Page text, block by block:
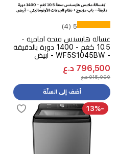
5 (4)
غسالة هايسنس فتحة امامية -
10.5 كغم - 1400 دورة بالدقيقة
- WF5S1045BW - أبيض
796,500 د.ع
915,000 د.ع
أضف إلى السلّة
-13%